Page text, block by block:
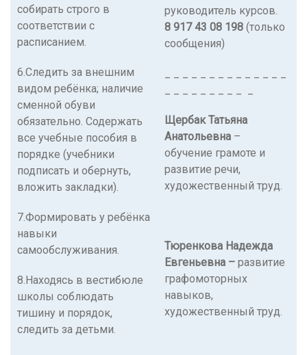
собирать строго в
соответствии с
расписанием.
6.Следить за внешним
видом ребёнка; наличие
сменной обуви
обязательно. Содержать
все учебные пособия в
порядке (учебники
подписать и обернуть,
вложить закладки).
7.Формировать у ребёнка
навыки
самообслуживания.
8.Находясь в вестибюле
школы соблюдать
тишину и порядок,
следить за детьми.
руководитель курсов.
8 917 43 08 198 (только
сообщения)
Щербак Татьяна
Анатольевна –
обучение грамоте и
развитие речи,
художественный труд.
Тюренкова Надежда
Евгеньевна – развитие
графомоторных
навыков,
художественный труд.